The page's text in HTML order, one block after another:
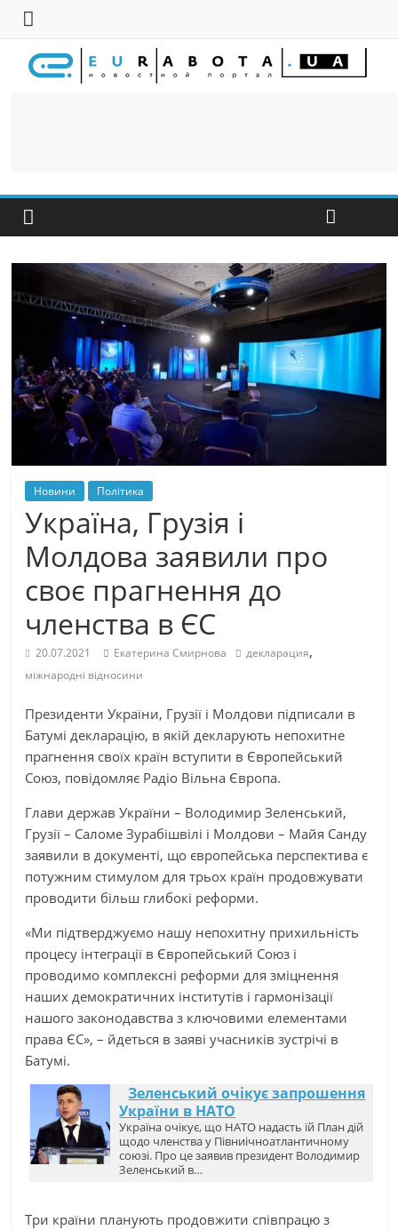
Новини Політика
Україна, Грузія і
Молдова заявили про
своє прагнення до
членства в ЄС
20.07.2021 Екатерина Смирнова декларация,
міжнародні відносини
Президенти України, Грузії і Молдови підписали в
Батумі декларацію, в якій декларують непохитне
прагнення своїх країн вступити в Європейський
Союз, повідомляє Радіо Вільна Європа.
Глави держав України – Володимир Зеленський,
Грузії – Саломе Зурабішвілі і Молдови – Майя Санду
заявили в документі, що європейська перспектива є
потужним стимулом для трьох країн продовжувати
проводити більш глибокі реформи.
«Ми підтверджуємо нашу непохитну прихильність
процесу інтеграції в Європейський Союз і
проводимо комплексні реформи для зміцнення
наших демократичних інститутів і гармонізації
нашого законодавства з ключовими елементами
права ЄС», – йдеться в заяві учасників зустрічі в
Батумі.
Зеленський очікує запрошення
України в НАТО
Україна очікує, що НАТО надасть їй План дій
щодо членства у Півниічноатлантичному
союзі. Про це заявив президент Володимир
Зеленський в…
Три країни планують продовжити співпрацю з